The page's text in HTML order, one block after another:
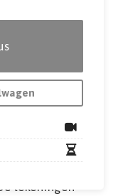
op papier en
helemaal
boekje heeft
overtrekt in
tekeningen